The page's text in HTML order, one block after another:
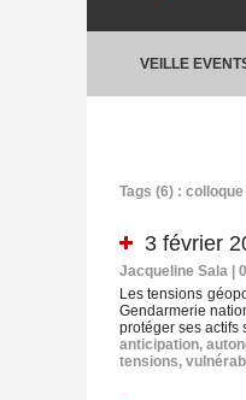
VEILLE
Tags (6) : colloque
3 février
Jacqueline Sala |
Les tensions
Gendarmerie
protéger ses actifs
anticipation,
tensions,